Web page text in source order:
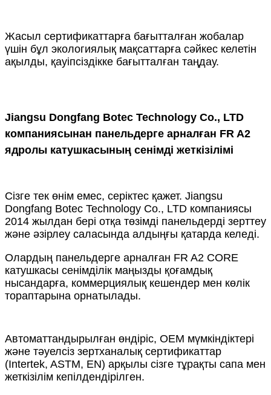
Жасыл сертификаттарға бағытталған жобалар
үшін бұл экологиялық мақсаттарға сәйкес келетін
ақылды, қауіпсіздікке бағытталған таңдау.
Jiangsu Dongfang Botec Technology Co., LTD
компаниясынан панельдерге арналған FR A2
ядролы катушкасының сенімді жеткізілімі
Сізге тек өнім емес, серіктес қажет. Jiangsu
Dongfang Botec Technology Co., LTD компаниясы
2014 жылдан бері отқа төзімді панельдерді зерттеу
және әзірлеу саласында алдыңғы қатарда келеді.
Олардың панельдерге арналған FR A2 CORE
катушкасы сенімділік маңызды қоғамдық
нысандарға, коммерциялық кешендер мен көлік
тораптарына орнатылады.
Автоматтандырылған өндіріс, OEM мүмкіндіктері
және тәуелсіз зертханалық сертификаттар
(Intertek, ASTM, EN) арқылы сізге тұрақты сапа мен
жеткізілім кепілдендірілген.